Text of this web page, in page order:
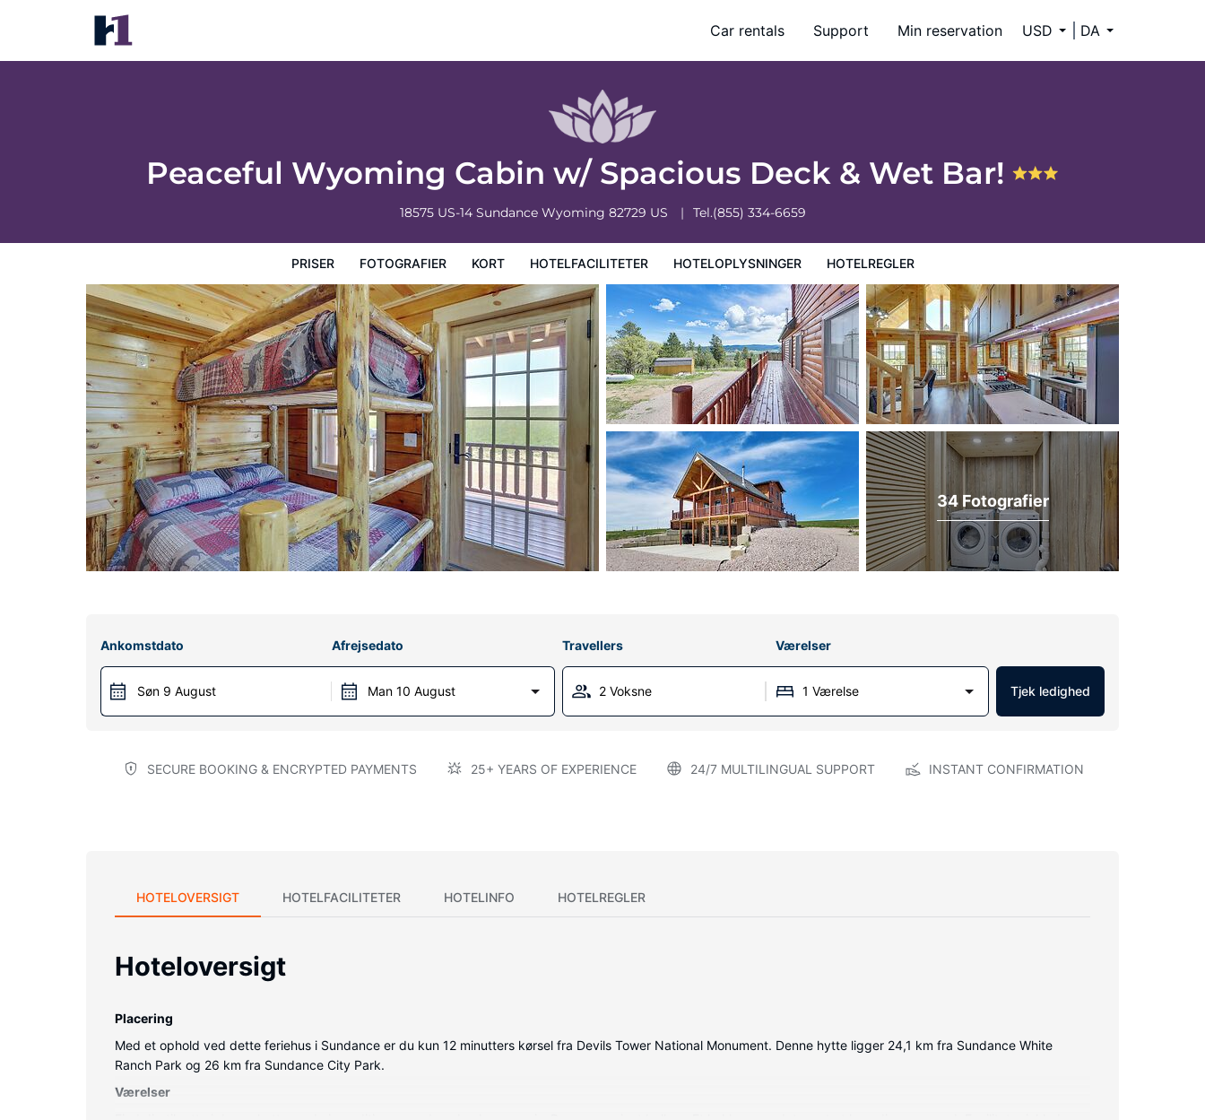
Car rentals Support Min reservation USD DA
Peaceful Wyoming Cabin w/ Spacious Deck & Wet Bar!
18575 US-14 Sundance Wyoming 82729 US Tel.(855) 334-6659
PRISER FOTOGRAFIER KORT HOTELFACILITETER HOTELOPLYSNINGER HOTELREGLER
Peaceful Wyoming Cabin w/ Spacious Deck & Wet Bar!
Priser
34 Fotografier
Ankomstdato
Søn 9 August
Afrejsedato
Man 10 August
Travellers Værelser
2 Voksne 1 Værelse Tjek ledighed
SECURE BOOKING & ENCRYPTED PAYMENTS 25+ YEARS OF EXPERIENCE 24/7 MULTILINGUAL SUPPORT INSTANT CONFIRMATION
HOTELOVERSIGT HOTELFACILITETER HOTELINFO HOTELREGLER
Hoteloversigt
Placering
Med et ophold ved dette feriehus i Sundance er du kun 12 minutters kørsel fra Devils Tower National Monument. Denne hytte ligger 24,1 km fra Sundance White
Ranch Park og 26 km fra Sundance City Park.
Værelser